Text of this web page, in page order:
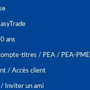
ans
titres / PEA / PEA-PME
/ Accès client
/ Inviter un ami